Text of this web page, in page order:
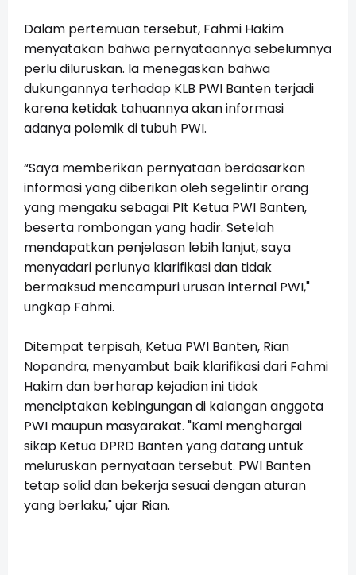
Dalam pertemuan tersebut, Fahmi Hakim
menyatakan bahwa pernyataannya sebelumnya
perlu diluruskan. Ia menegaskan bahwa
dukungannya terhadap KLB PWI Banten terjadi
karena ketidak tahuannya akan informasi
adanya polemik di tubuh PWI.
“Saya memberikan pernyataan berdasarkan
informasi yang diberikan oleh segelintir orang
yang mengaku sebagai Plt Ketua PWI Banten,
beserta rombongan yang hadir. Setelah
mendapatkan penjelasan lebih lanjut, saya
menyadari perlunya klarifikasi dan tidak
bermaksud mencampuri urusan internal PWI,"
ungkap Fahmi.
Ditempat terpisah, Ketua PWI Banten, Rian
Nopandra, menyambut baik klarifikasi dari Fahmi
Hakim dan berharap kejadian ini tidak
menciptakan kebingungan di kalangan anggota
PWI maupun masyarakat. "Kami menghargai
sikap Ketua DPRD Banten yang datang untuk
meluruskan pernyataan tersebut. PWI Banten
tetap solid dan bekerja sesuai dengan aturan
yang berlaku," ujar Rian.